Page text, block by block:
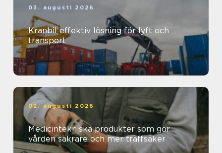
03. augusti 2026
Kranbil effektiv lösning för lyft och
transport
02. augusti 2026
Medicintekniska produkter som gör
vården säkrare och mer träffsäker